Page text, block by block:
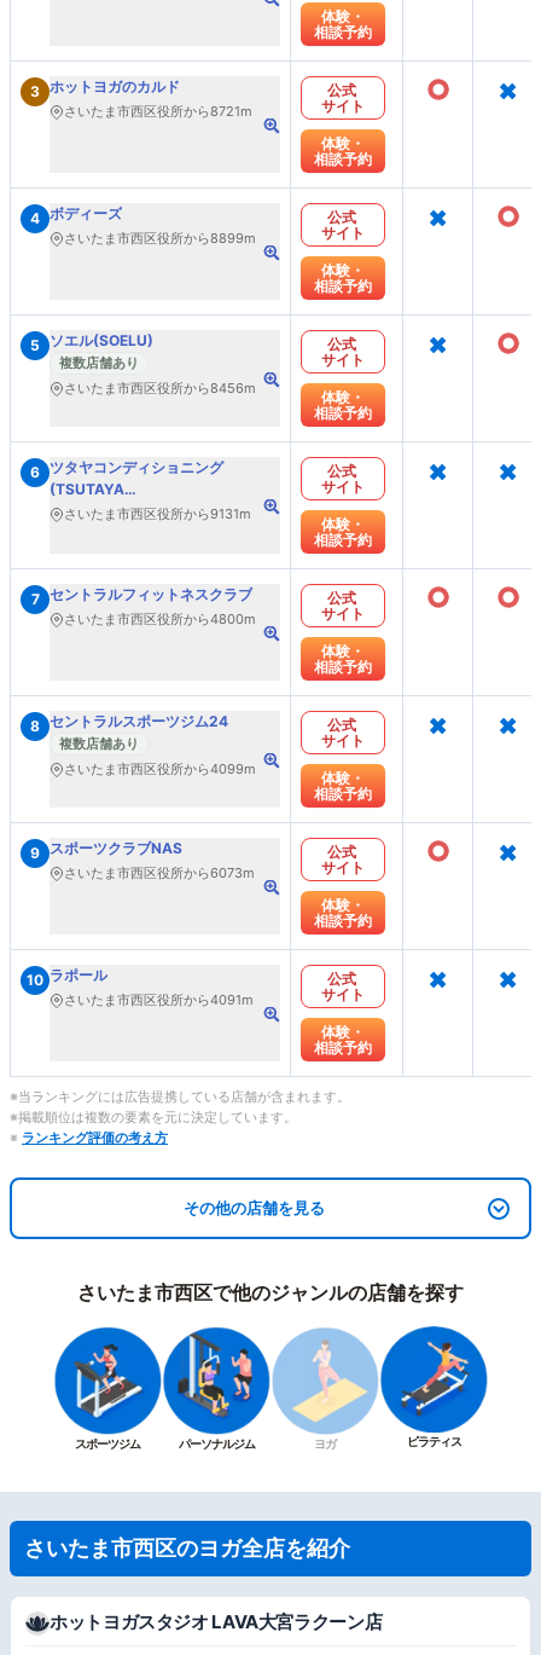
体験・
相談予約
3 ホットヨガのカルド
さいたま市西区役所から8721m
公式
サイト
体験・
相談予約
○ ×
4 ボディーズ
さいたま市西区役所から8899m
公式
サイト
体験・
相談予約
× ○
5 ソエル(SOELU)
複数店舗あり
さいたま市西区役所から8456m
公式
サイト
体験・
相談予約
× ○
6 ツタヤコンディショニング
(TSUTAYA
Conditioning)PILATES
さいたま市西区役所から9131m
公式
サイト
体験・
相談予約
× ×
7 セントラルフィットネスクラブ
さいたま市西区役所から4800m
公式
サイト
体験・
相談予約
○ ○
8 セントラルスポーツジム24
複数店舗あり
さいたま市西区役所から4099m
公式
サイト
体験・
相談予約
× ×
9 スポーツクラブNAS
さいたま市西区役所から6073m
公式
サイト
体験・
相談予約
○ ×
10 ラポール
さいたま市西区役所から4091m
公式
サイト
体験・
相談予約
× ×
※当ランキングには広告提携している店舗が含まれます。
※掲載順位は複数の要素を元に決定しています。
※ ランキング評価の考え方
その他の店舗を見る
さいたま市西区で他のジャンルの店舗を探す
スポーツジム パーソナルジム ヨガ ピラティス
さいたま市西区のヨガ全店を紹介
ホットヨガスタジオ LAVA大宮ラクーン店